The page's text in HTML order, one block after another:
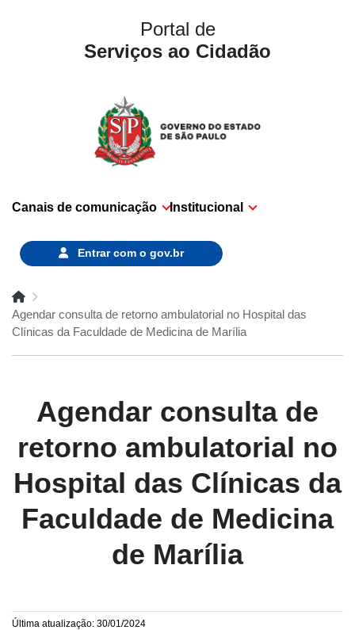
Portal de
Serviços ao Cidadão
Canais de comunicação Institucional
Entrar com o gov.br
Agendar consulta de retorno ambulatorial no Hospital das
Clínicas da Faculdade de Medicina de Marília
Agendar consulta de
retorno ambulatorial no
Hospital das Clínicas da
Faculdade de Medicina
de Marília
Última atualização: 30/01/2024